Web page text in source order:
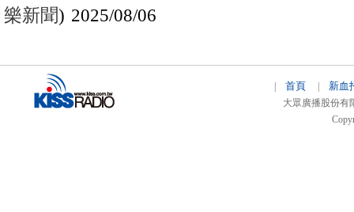
樂新聞) 2025/08/06
首頁 新血
大眾廣播股份有